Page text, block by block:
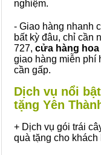
nghiệm.
- Giao hàng nhanh
bất kỳ đâu, chỉ cần
727, cửa hàng hoa
giao hàng miễn phí
cần gấp.
Dịch vụ nổi
tặng Yên
+ Dịch vụ gói trái
quà tặng cho khách